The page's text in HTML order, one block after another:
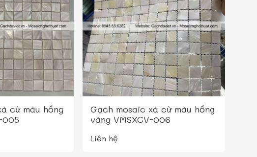
cừ màu hồng
005
Gạch mosaic xà cừ màu hồng
vàng VMSXCV-006
Liên hệ